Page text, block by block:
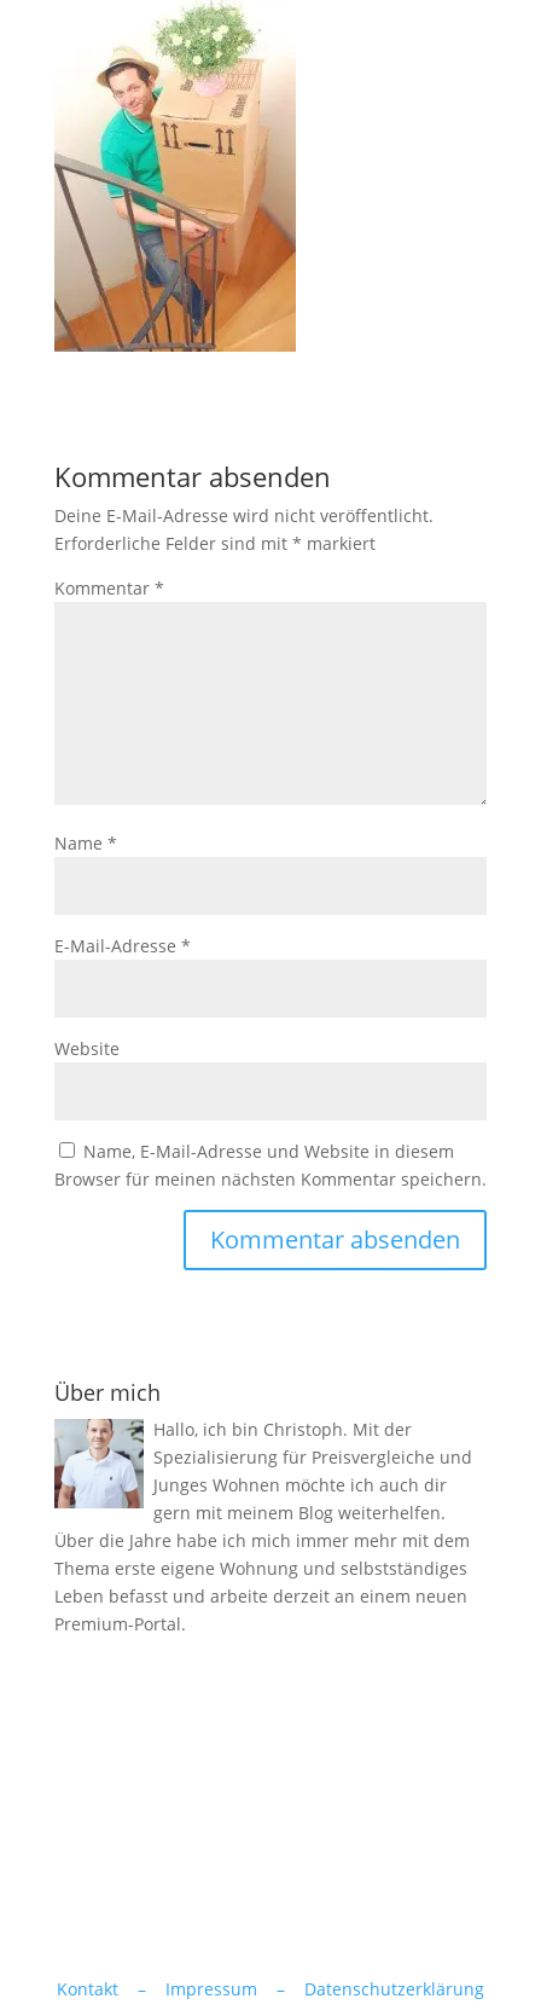
Kommentar absenden
Deine E-Mail-Adresse wird nicht veröffentlicht.
Erforderliche Felder sind mit * markiert
Kommentar *
Name *
E-Mail-Adresse *
Website
Name, E-Mail-Adresse und Website in diesem
Browser für meinen nächsten Kommentar speichern.
Über mich
Hallo, ich bin Christoph. Mit der
Spezialisierung für Preisvergleiche und
Junges Wohnen möchte ich auch dir
gern mit meinem Blog weiterhelfen.
Über die Jahre habe ich mich immer mehr mit dem
Thema erste eigene Wohnung und selbstständiges
Leben befasst und arbeite derzeit an einem neuen
Premium-Portal.
Kontakt – Impressum – Datenschutzerklärung